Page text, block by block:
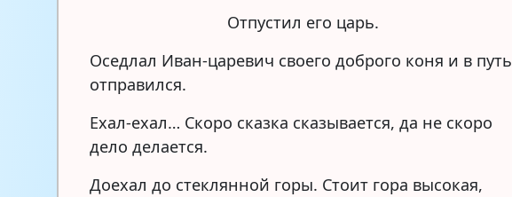
Отпустил его царь.
Оседлал Иван-царевич своего доброго коня и в путь
отправился.
Ехал-ехал… Скоро сказка сказывается, да не скоро
дело делается.
Доехал до стеклянной горы. Стоит гора высокая,